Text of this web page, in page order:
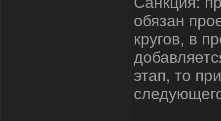
обязан
кругов, в
этап, то